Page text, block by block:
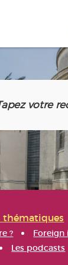
thématiques
? Foreign
Les podcasts